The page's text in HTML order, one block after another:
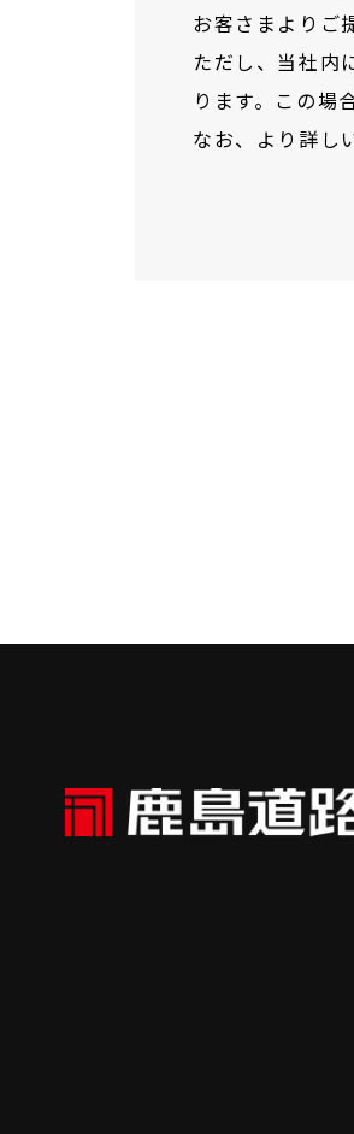
お客さまよりご
ただし、当社内
ります。この場
なお、より詳し